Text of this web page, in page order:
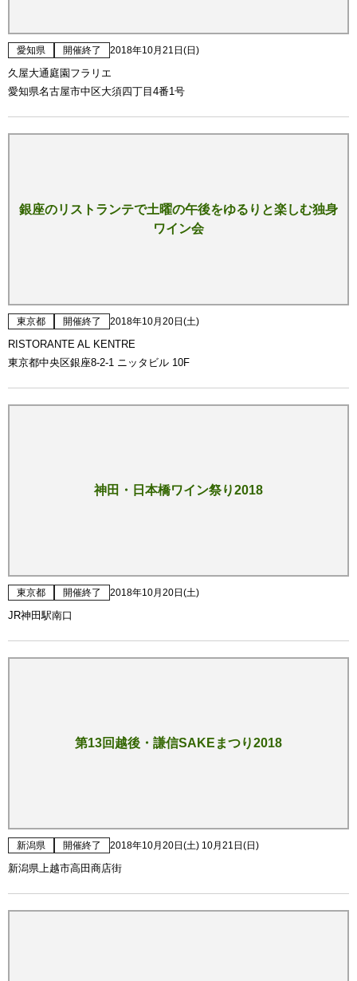
愛知県 開催終了 2018年10月21日(日)
久屋大通庭園フラリエ
愛知県名古屋市中区大須四丁目4番1号
銀座のリストランテで土曜の午後をゆるりと楽しむ独身
ワイン会
東京都 開催終了 2018年10月20日(土)
RISTORANTE AL KENTRE
東京都中央区銀座8-2-1 ニッタビル 10F
神田・日本橋ワイン祭り2018
東京都 開催終了 2018年10月20日(土)
JR神田駅南口
第13回越後・謙信SAKEまつり2018
新潟県 開催終了 2018年10月20日(土) 10月21日(日)
新潟県上越市高田商店街